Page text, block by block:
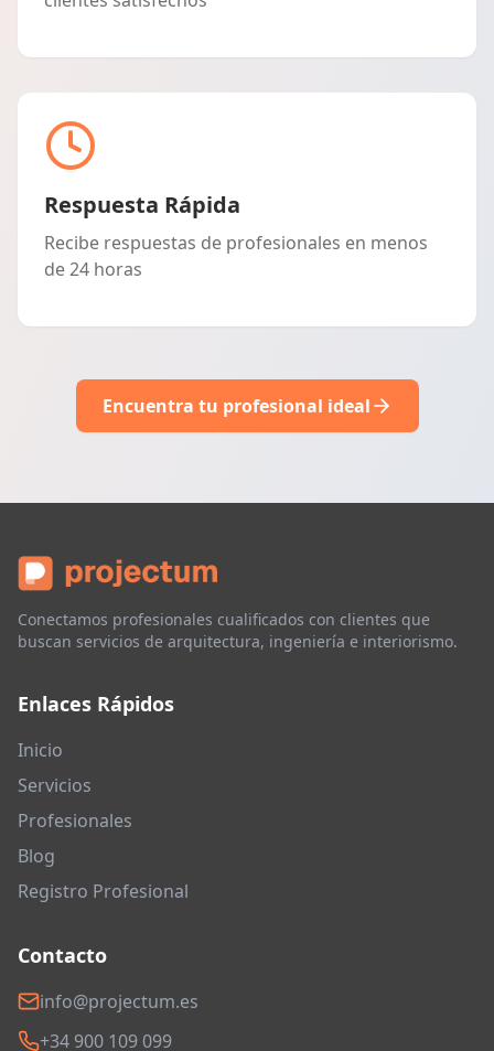
Respuesta Rápida
Recibe respuestas de profesionales en menos
de 24 horas
Encuentra tu profesional ideal
Conectamos profesionales cualificados con clientes que
buscan servicios de arquitectura, ingeniería e interiorismo.
Enlaces Rápidos
Inicio
Servicios
Profesionales
Blog
Registro Profesional
Contacto
info@projectum.es
+34 900 109 099